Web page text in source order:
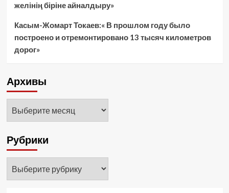
желінің біріне айналдыру»
Касым-Жомарт Токаев:« В прошлом году было
построено и отремонтировано 13 тысяч километров
дорог»
Архивы
Рубрики